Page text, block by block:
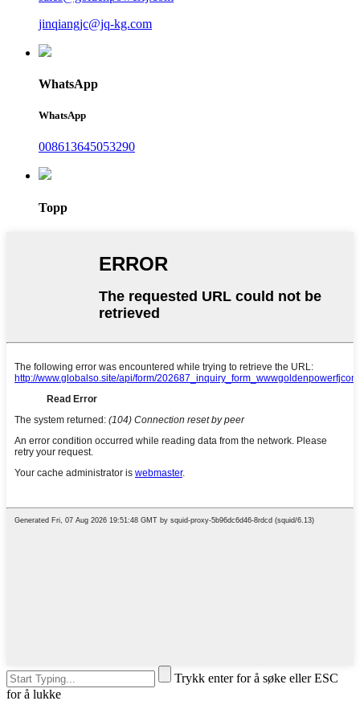
jinqiangjc@jq-kg.com
WhatsApp
WhatsApp
008613645053290
Topp
Trykk enter for å søke eller ESC
for å lukke